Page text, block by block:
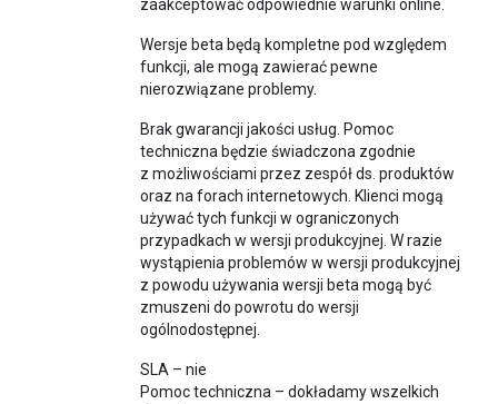
zaakceptować odpowiednie warunki online.
Wersje beta będą kompletne pod względem
funkcji, ale mogą zawierać pewne
nierozwiązane problemy.
Brak gwarancji jakości usług. Pomoc
techniczna będzie świadczona zgodnie
z możliwościami przez zespół ds. produktów
oraz na forach internetowych. Klienci mogą
używać tych funkcji w ograniczonych
przypadkach w wersji produkcyjnej. W razie
wystąpienia problemów w wersji produkcyjnej
z powodu używania wersji beta mogą być
zmuszeni do powrotu do wersji
ogólnodostępnej.
SLA – nie
Pomoc techniczna – dokładamy wszelkich